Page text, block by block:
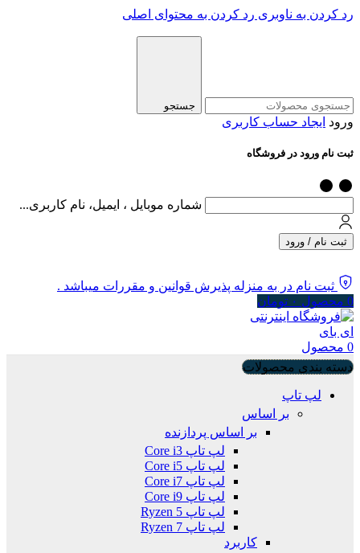
رد کردن به ناوبری رد کردن به محتوای اصلی
جستجو
ورود ایجاد حساب کاربری
ثبت نام ورود در فروشگاه
شماره موبایل ، ایمیل، نام کاربری...
ثبت نام / ورود
ثبت نام در به منزله پذیرش قوانین و مقررات میباشد .
0 محصول ۰ تومان
0 محصول
دسته بندی محصولات
لپ تاپ
بر اساس
بر اساس پردازنده
لپ تاپ Core i3
لپ تاپ Core i5
لپ تاپ Core i7
لپ تاپ Core i9
لپ تاپ Ryzen 5
لپ تاپ Ryzen 7
کاربرد